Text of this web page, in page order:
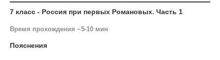
7 класс - Россия при первых Романовых. Часть 1
Время прохождения ~5-10 мин
Пояснения